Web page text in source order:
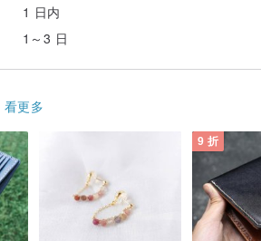
1 日内
1～3 日
看更多
9 折